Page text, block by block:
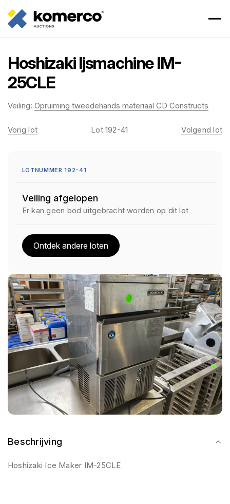
Hoshizaki Ijsmachine IM-
25CLE
Veiling: Opruiming tweedehands materiaal CD Constructs
Beschrijving
Hoshizaki Ice Maker IM-25CLE
Vorig lot Lot 192-41 Volgend lot
LOTNUMMER 192-41
Veiling afgelopen
Er kan geen bod uitgebracht worden op dit lot
Ontdek andere loten